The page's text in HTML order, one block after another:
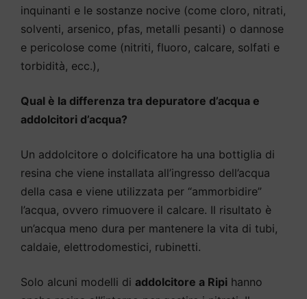
inquinanti e le sostanze nocive (come cloro, nitrati,
solventi, arsenico, pfas, metalli pesanti) o dannose
e pericolose come (nitriti, fluoro, calcare, solfati e
torbidità, ecc.),
Qual è la differenza tra depuratore d’acqua e
addolcitori d’acqua?
Un addolcitore o dolcificatore ha una bottiglia di
resina che viene installata all’ingresso dell’acqua
della casa e viene utilizzata per “ammorbidire”
l’acqua, ovvero rimuovere il calcare. Il risultato è
un’acqua meno dura per mantenere la vita di tubi,
caldaie, elettrodomestici, rubinetti.
Solo alcuni modelli di addolcitore a Ripi hanno